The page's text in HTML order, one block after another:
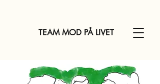
TEAM MOD PÅ LIVET